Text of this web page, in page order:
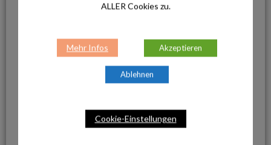
Lifestyle
Hochwertige Merinowolle für den
ALLER Cookies zu.
Mehr Infos Akzeptieren
Ablehnen
Cookie-Einstellungen